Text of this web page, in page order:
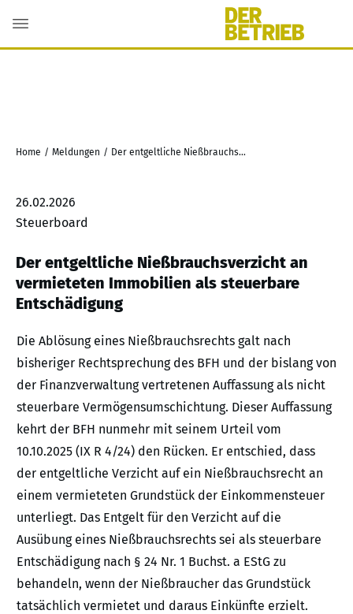
Home / Meldungen / Der entgeltliche Nießbrauchsverzicht an vermieteten Immobilien als steuerbare Entschädigung
26.02.2026
Steuerboard
Der entgeltliche Nießbrauchsverzicht an
vermieteten Immobilien als steuerbare
Entschädigung
Die Ablösung eines Nießbrauchsrechts galt nach
bisheriger Rechtsprechung des BFH und der bislang von
der Finanzverwaltung vertretenen Auffassung als nicht
steuerbare Vermögensumschichtung. Dieser Auffassung
kehrt der BFH nunmehr mit seinem Urteil vom
10.10.2025 (IX R 4/24) den Rücken. Er entschied, dass
der entgeltliche Verzicht auf ein Nießbrauchsrecht an
einem vermieteten Grundstück der Einkommensteuer
unterliegt. Das Entgelt für den Verzicht auf die
Ausübung eines Nießbrauchsrechts sei als steuerbare
Entschädigung nach § 24 Nr. 1 Buchst. a EStG zu
behandeln, wenn der Nießbraucher das Grundstück
tatsächlich vermietet und daraus Einkünfte erzielt.